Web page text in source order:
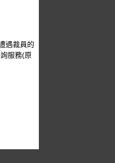
遇裁員的
服務(原